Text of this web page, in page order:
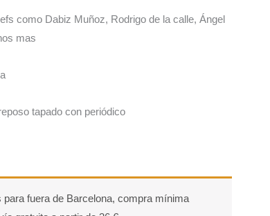
como Dabiz Muñoz, Rodrigo de la calle, Ángel
mas
tapado con periódico
para fuera de Barcelona, compra mínima